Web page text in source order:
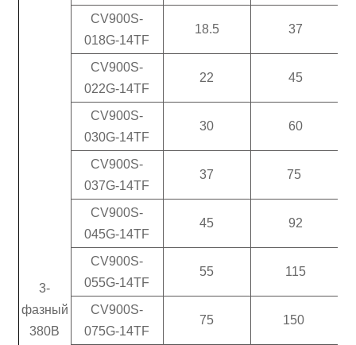
3-
фазный
380В
CV900S-
018G-14TF
18.5 37
CV900S-
022G-14TF
22 45
CV900S-
030G-14TF
30 60
CV900S-
037G-14TF
37 75
CV900S-
045G-14TF
45 92
CV900S-
055G-14TF
55 115
CV900S-
075G-14TF
75 150